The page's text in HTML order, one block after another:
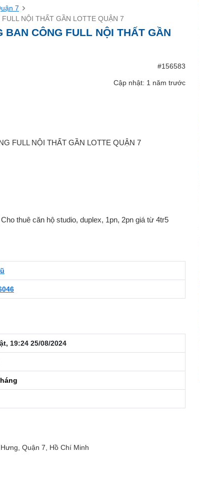
7
NỘI THẤT GẦN LOTTE QUẬN 7
BAN CÔNG FULL NỘI THẤT GẦN
#156583
Cập nhật: 1 năm trước
FULL NỘI THẤT GẦN LOTTE QUẬN 7
thuê căn hộ studio, duplex, 1pn, 2pn giá từ 4tr5
19:24 25/08/2024
Quận 7, Hồ Chí Minh